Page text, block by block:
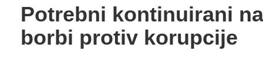
Potrebni kontinuirani
borbi protiv korupcije